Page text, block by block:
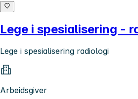
Lege i spesialisering -
Lege i spesialisering radiologi
Arbeidsgiver